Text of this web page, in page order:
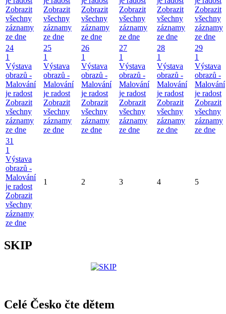
Zobrazit
všechny
záznamy
ze dne
Zobrazit
všechny
záznamy
ze dne
Zobrazit
všechny
záznamy
ze dne
Zobrazit
všechny
záznamy
ze dne
Zobrazit
všechny
záznamy
ze dne
Zobrazit
všechny
záznamy
ze dne
24
1
Výstava
obrazů -
Malování
je radost
Zobrazit
všechny
záznamy
ze dne
25
1
Výstava
obrazů -
Malování
je radost
Zobrazit
všechny
záznamy
ze dne
26
1
Výstava
obrazů -
Malování
je radost
Zobrazit
všechny
záznamy
ze dne
27
1
Výstava
obrazů -
Malování
je radost
Zobrazit
všechny
záznamy
ze dne
28
1
Výstava
obrazů -
Malování
je radost
Zobrazit
všechny
záznamy
ze dne
29
1
Výstava
obrazů -
Malování
je radost
Zobrazit
všechny
záznamy
ze dne
31
1
Výstava
obrazů -
Malování
je radost
Zobrazit
všechny
záznamy
ze dne
1 2 3 4 5
SKIP
Celé Česko čte dětem